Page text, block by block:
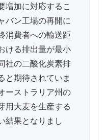
増加に対応するこ
バン工場の再開に
消費者への輸送距
ける排出量が最小
社の二酸化炭素排
と期待されていま
ーストラリア州の
用大麦を生産する
結果となりまし